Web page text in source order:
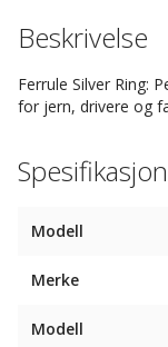
Beskrivelse
Ferrule Silver Ring:
for jern, drivere og
Modell
Merke
Modell